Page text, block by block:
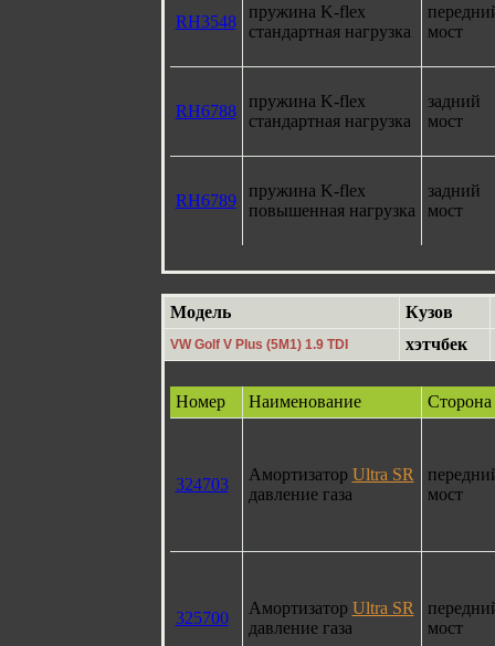
RH3548
пружина K-flex
стандартная нагрузка
мост
RH6788
пружина K-flex
стандартная нагрузка
задний
мост
RH6789
пружина K-flex
повышенная нагрузка
задний
мост
Модель Кузов
VW Golf V Plus (5M1) 1.9 TDI хэтчбек
Номер Наименование Сторона
324703
Амортизатор Ultra SR
давление газа
мост
325700
Амортизатор Ultra SR
давление газа
мост